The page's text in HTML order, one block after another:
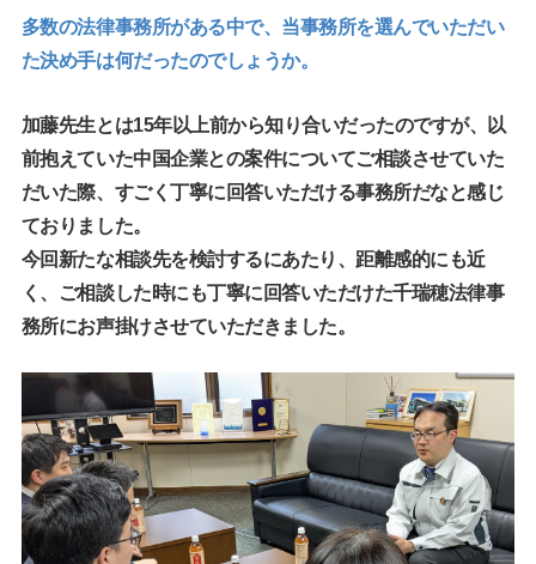
多数の法律事務所がある中で、当事務所を選んでいただい
た決め手は何だったのでしょうか。
加藤先生とは15年以上前から知り合いだったのですが、以
前抱えていた中国企業との案件についてご相談させていた
だいた際、すごく丁寧に回答いただける事務所だなと感じ
ておりました。
今回新たな相談先を検討するにあたり、距離感的にも近
く、ご相談した時にも丁寧に回答いただけた千瑞穂法律事
務所にお声掛けさせていただきました。